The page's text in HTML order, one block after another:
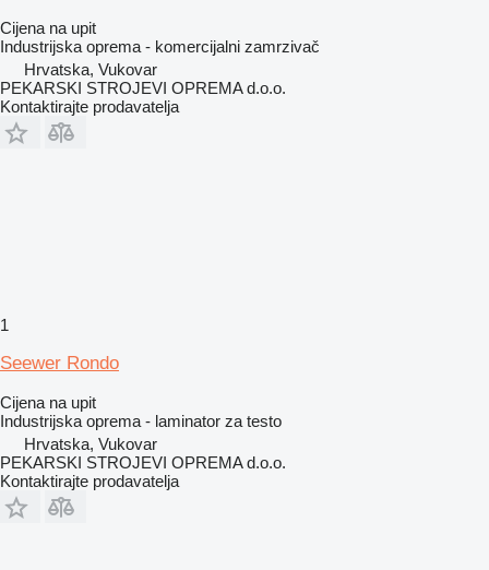
Cijena na upit
Industrijska oprema - komercijalni zamrzivač
Hrvatska, Vukovar
PEKARSKI STROJEVI OPREMA d.o.o.
Kontaktirajte prodavatelja
1
Seewer Rondo
Cijena na upit
Industrijska oprema - laminator za testo
Hrvatska, Vukovar
PEKARSKI STROJEVI OPREMA d.o.o.
Kontaktirajte prodavatelja